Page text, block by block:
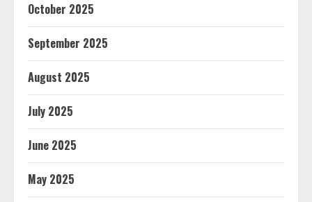
October 2025
September 2025
August 2025
July 2025
June 2025
May 2025